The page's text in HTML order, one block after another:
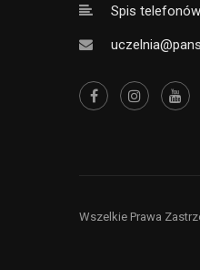
Spis telefonów
Wszelkie Prawa